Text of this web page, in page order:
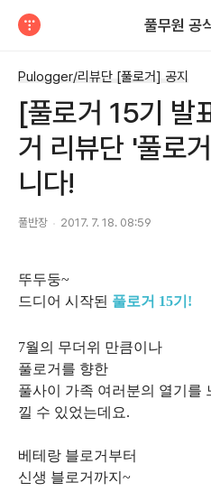
풀무원 공
Pulogger/리뷰단 [풀로거] 공지
[풀로거 15기 발
거 리뷰단 '풀로
니다!
풀반장 2017. 7. 18. 08:59
뚜두둥~
드디어 시작된 풀로거 15기!
7월의 무더위 만큼이나
풀로거를 향한
풀사이 가족 여러분의 열기를
낄 수 있었는데요.
베테랑 블로거부터
신생 블로거까지~